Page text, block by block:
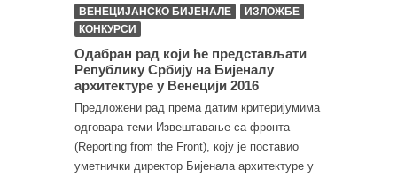
ВЕНЕЦИЈАНСКО БИЈЕНАЛЕ
ИЗЛОЖБЕ
КОНКУРСИ
Одабран рад који ће представљати
Републику Србију на Бијеналу
архитектуре у Венецији 2016
Предложени рад према датим критеријумима
одговара теми Извештавање са фронта
(Reporting from the Front), коју је поставио
уметнички директор Бијенала архитектуре у